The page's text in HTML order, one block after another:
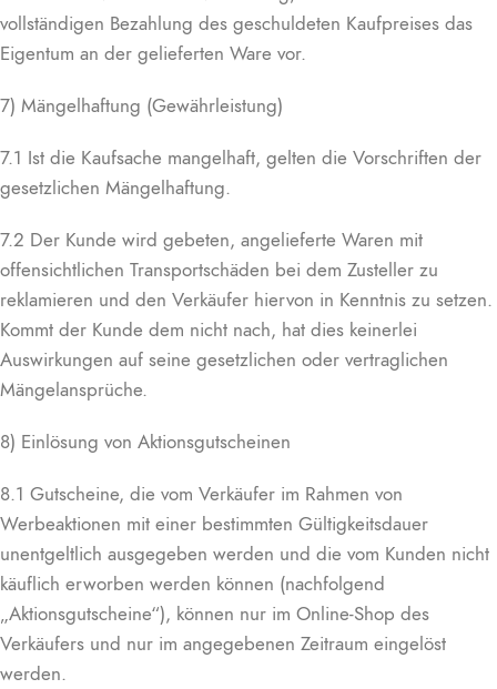
vollständigen Bezahlung des geschuldeten Kaufpreises das
Eigentum an der gelieferten Ware vor.
7) Mängelhaftung (Gewährleistung)
7.1 Ist die Kaufsache mangelhaft, gelten die Vorschriften der
gesetzlichen Mängelhaftung.
7.2 Der Kunde wird gebeten, angelieferte Waren mit
offensichtlichen Transportschäden bei dem Zusteller zu
reklamieren und den Verkäufer hiervon in Kenntnis zu setzen.
Kommt der Kunde dem nicht nach, hat dies keinerlei
Auswirkungen auf seine gesetzlichen oder vertraglichen
Mängelansprüche.
8) Einlösung von Aktionsgutscheinen
8.1 Gutscheine, die vom Verkäufer im Rahmen von
Werbeaktionen mit einer bestimmten Gültigkeitsdauer
unentgeltlich ausgegeben werden und die vom Kunden nicht
käuflich erworben werden können (nachfolgend
„Aktionsgutscheine“), können nur im Online-Shop des
Verkäufers und nur im angegebenen Zeitraum eingelöst
werden.